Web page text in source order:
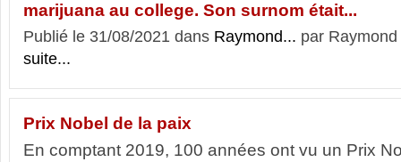
marijuana au college. Son surnom était...
Publié le 31/08/2021 dans Raymond... par
suite...
Prix Nobel de la paix
En comptant 2019, 100 années ont vu un Prix